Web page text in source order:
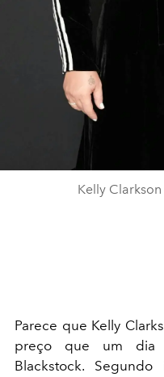
Kelly
Parece que Kelly
preço que um dia
Blackstock.